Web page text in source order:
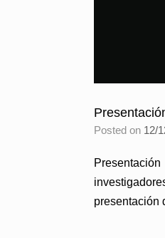
Posted on 12/
presentación